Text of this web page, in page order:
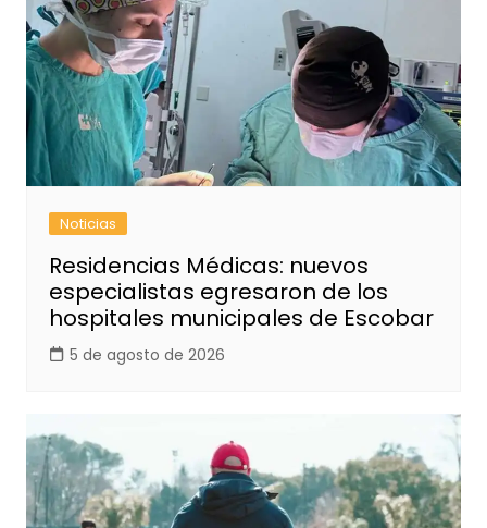
Noticias
Residencias Médicas: nuevos
especialistas egresaron de los
hospitales municipales de Escobar
5 de agosto de 2026